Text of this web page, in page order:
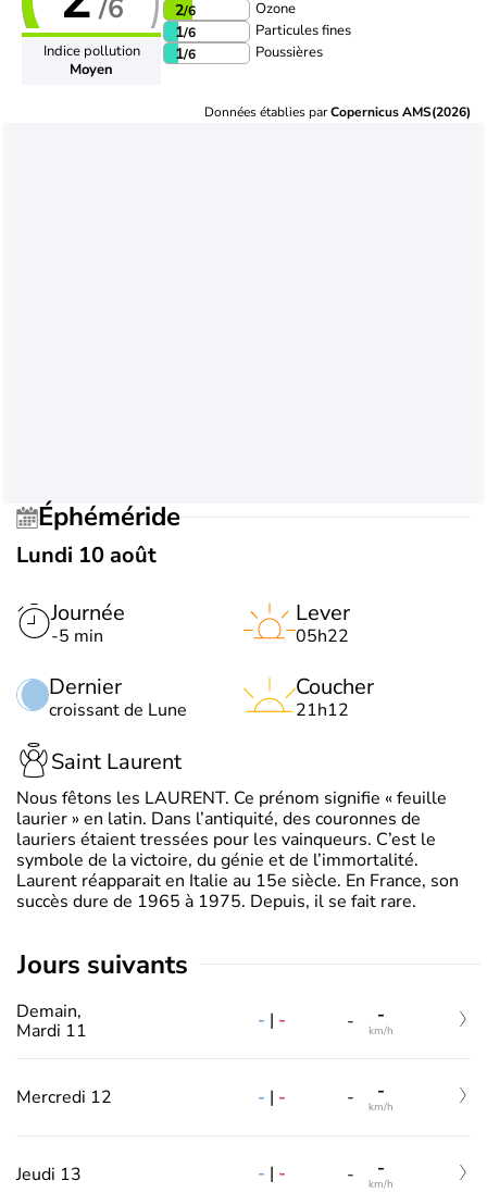
/6
Indice pollution
Moyen
2/6 Ozone
1/6 Particules fines
1/6 Poussières
Données établies parCopernicus AMS(2026)
Éphéméride
Lundi 10 août
Journée
-5 min
Dernier
croissant de Lune
Lever
05h22
Coucher
21h12
Saint Laurent
Nous fêtons les LAURENT. Ce prénom signifie « feuille
laurier » en latin. Dans l’antiquité, des couronnes de
lauriers étaient tressées pour les vainqueurs. C’est le
symbole de la victoire, du génie et de l’immortalité.
Laurent réapparait en Italie au 15e siècle. En France, son
succès dure de 1965 à 1975. Depuis, il se fait rare.
jours suivants
Demain,
Mardi 11
- | - - -
km/h
Mercredi 12 - | - - -
km/h
Jeudi 13 - | - - -
km/h